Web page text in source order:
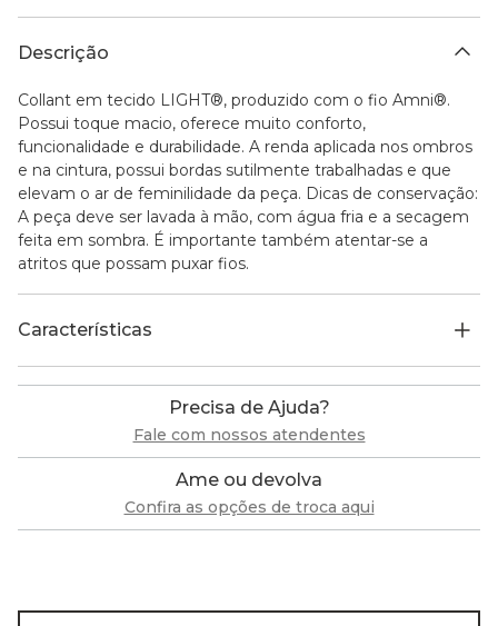
Descrição
Collant em tecido LIGHT®, produzido com o fio Amni®.
Possui toque macio, oferece muito conforto,
funcionalidade e durabilidade. A renda aplicada nos ombros
e na cintura, possui bordas sutilmente trabalhadas e que
elevam o ar de feminilidade da peça. Dicas de conservação:
A peça deve ser lavada à mão, com água fria e a secagem
feita em sombra. É importante também atentar-se a
atritos que possam puxar fios.
Características
Precisa de Ajuda?
Fale com nossos atendentes
Ame ou devolva
Confira as opções de troca aqui